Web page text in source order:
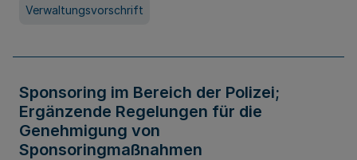
Verwaltungsvorschrift
Sponsoring im Bereich der Polizei;
Ergänzende Regelungen für die
Genehmigung von
Sponsoringmaßnahmen